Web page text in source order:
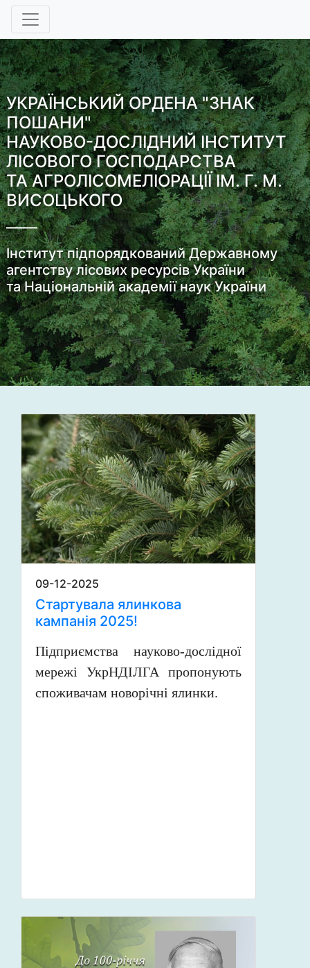
УКРАЇНСЬКИЙ ОРДЕНА "ЗНАК
ПОШАНИ"
НАУКОВО-ДОСЛІДНИЙ ІНСТИТУТ
ЛІСОВОГО ГОСПОДАРСТВА
ТА АГРОЛІСОМЕЛІОРАЦІЇ ІМ. Г. М.
ВИСОЦЬКОГО
Інститут підпорядкований Державному
агентству лісових ресурсів України
та Національній академії наук України
09-12-2025
Стартувала ялинкова
кампанія 2025!
Підприємства науково-дослідної
мережі УкрНДІЛГА пропонують
споживачам новорічні ялинки.